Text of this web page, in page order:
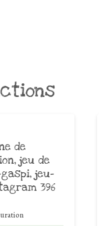
de
jeu de
jeu-
396